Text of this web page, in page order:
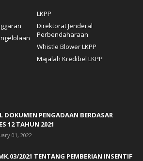
LKPP
Direktorat Jenderal
Perbendaharaan
Whistle Blower LKPP
Majalah Kredibel LKPP
DOKUMEN PENGADAAN BERDASAR
12 TAHUN 2021
01, 2022
2021 TENTANG PEMBERIAN INSENTIF